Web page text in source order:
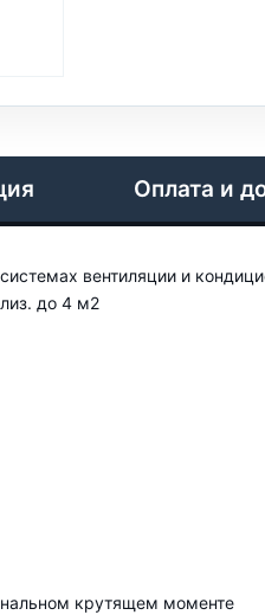
Оплата и
вентиляции и
до 4 м2
крутящем моменте